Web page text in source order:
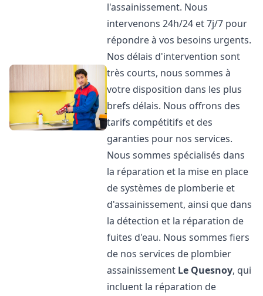
l'assainissement. Nous
intervenons 24h/24 et 7j/7 pour
répondre à vos besoins urgents.
Nos délais d'intervention sont
très courts, nous sommes à
votre disposition dans les plus
brefs délais. Nous offrons des
tarifs compétitifs et des
garanties pour nos services.
Nous sommes spécialisés dans
la réparation et la mise en place
de systèmes de plomberie et
d'assainissement, ainsi que dans
la détection et la réparation de
fuites d'eau. Nous sommes fiers
de nos services de plombier
assainissement Le Quesnoy, qui
incluent la réparation de